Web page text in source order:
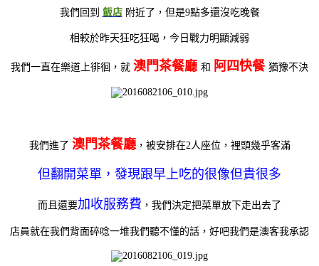
我們回到 飯店附近了，但是9點多還沒吃晚餐
相較於昨天狂吃狂喝，今日戰力明顯減弱
我們一直在樂道上徘徊，就 澳門茶餐廳 和 阿四快餐 猶豫不決
我們進了 澳門茶餐廳，被安排在2人座位，裡頭幾乎客滿
但翻開菜單，發現跟早上吃的很像但貴很多
而且還要加收服務費 ，我們決定把菜單放下走出去了
店員就在我們背面碎唸一堆我們聽不懂的話，好吧我們是澳客我承認